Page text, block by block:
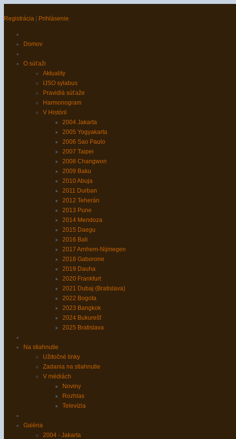
Registrácia Prihlásenie
Domov
O súťaži
Aktuality
IJSO sylabus
Pravidlá súťaže
Harmonogram
V Histórii
2004 Jakarta
2005 Yogyakarta
2006 Sao Paulo
2007 Taipei
2008 Changwon
2009 Baku
2010 Abuja
2011 Durban
2012 Teherán
2013 Pune
2014 Mendoza
2015 Daegu
2016 Bali
2017 Arnhem-Nijmegen
2018 Gaborone
2019 Dauha
2020 Frankfurt
2021 Dubaj (Bratislava)
2022 Bogota
2023 Bangkok
2024 Bukurešť
2025 Bratislava
Na stiahnutie
Užitočné linky
Zadania na stiahnutie
V médiách
Noviny
Rozhlas
Televízia
Galéria
2004 - Jakarta